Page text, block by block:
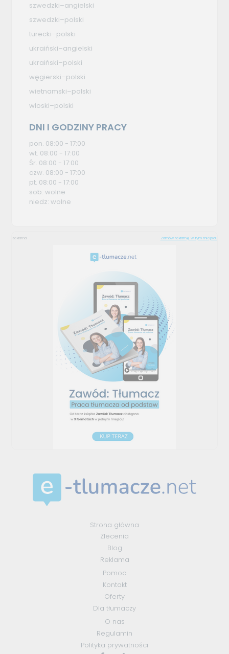
szwedzki–angielski
szwedzki–polski
turecki–polski
ukraiński–angielski
ukraiński–polski
węgierski–polski
wietnamski–polski
włoski–polski
DNI I GODZINY PRACY
pon. 08:00 - 17:00
wt. 08:00 - 17:00
Śr. 08:00 - 17:00
czw. 08:00 - 17:00
pt. 08:00 - 17:00
sob: wolne
niedz: wolne
Reklama Zamów reklamę w tym miejscu
Strona główna
Zlecenia
Blog
Reklama
Pomoc
Kontakt
Oferty
Dla tłumaczy
O nas
Regulamin
Polityka prywatności